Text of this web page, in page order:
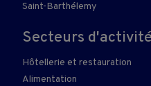
Saint-Barthélemy
Secteurs d'activité
Hôtellerie et restauration
Alimentation